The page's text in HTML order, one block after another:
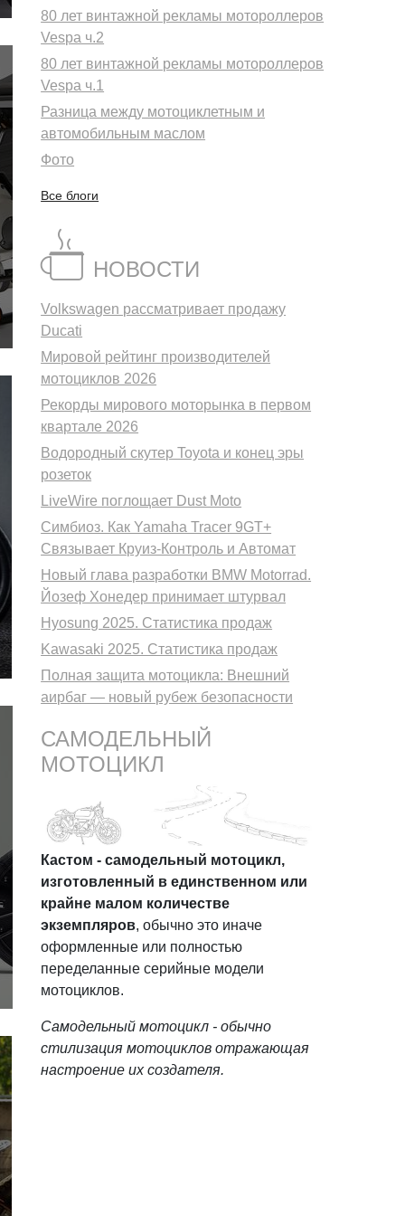
80 лет винтажной рекламы мотороллеров
Vespa ч.2
80 лет винтажной рекламы мотороллеров
Vespa ч.1
Разница между мотоциклетным и
автомобильным маслом
Фото
Все блоги
НОВОСТИ
Volkswagen рассматривает продажу
Ducati
Мировой рейтинг производителей
мотоциклов 2026
Рекорды мирового моторынка в первом
квартале 2026
Водородный скутер Toyota и конец эры
розеток
LiveWire поглощает Dust Moto
Симбиоз. Как Yamaha Tracer 9GT+
Связывает Круиз-Контроль и Автомат
Новый глава разработки BMW Motorrad.
Йозеф Хонедер принимает штурвал
Hyosung 2025. Статистика продаж
Kawasaki 2025. Статистика продаж
Полная защита мотоцикла: Внешний
аирбаг — новый рубеж безопасности
САМОДЕЛЬНЫЙ
МОТОЦИКЛ
Кастом - самодельный мотоцикл,
изготовленный в единственном или
крайне малом количестве
экземпляров, обычно это иначе
оформленные или полностью
переделанные серийные модели
мотоциклов.
Самодельный мотоцикл - обычно
стилизация мотоциклов отражающая
настроение их создателя.